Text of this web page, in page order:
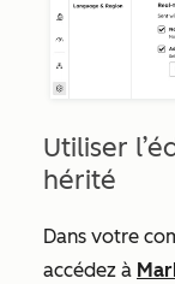
Utiliser
hérité
Dans votre
accédez à